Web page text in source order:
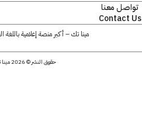
تواصل معنا
Contact Us
مينا تك – أكبر منصة إعلامية باللغة
حقوق النشر © 2026 مينا تك. جميع الحقوق محفوظة.